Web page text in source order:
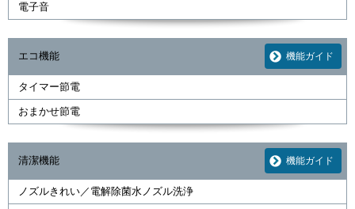
電子音
エコ機能 機能ガイド
タイマー節電
おまかせ節電
清潔機能 機能ガイド
ノズルきれい／電解除菌水ノズル洗浄